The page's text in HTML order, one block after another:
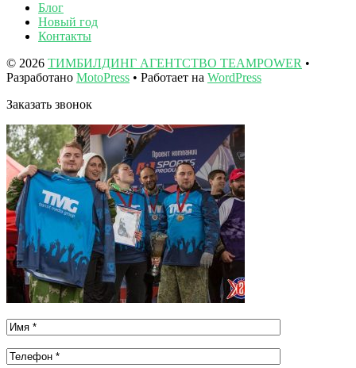
Блог
Новый год
Контакты
© 2026 ТИМБИЛДИНГ АГЕНТСТВО TEAMPOWER •
Разработано MotoPress • Работает на WordPress
Заказать звонок